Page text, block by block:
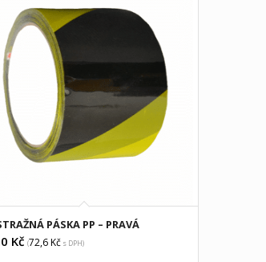
PÁSKA PP – PRAVÁ
Kč (72,6Kčs DPH)